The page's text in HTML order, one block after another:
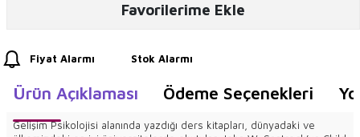
Favorilerime Ekle
Fiyat Alarmı Stok Alarmı
Ürün Açıklaması Ödeme Seçenekleri
Gelişim Psikolojisi alanında yazdığı ders kitapları, dünyadaki ve